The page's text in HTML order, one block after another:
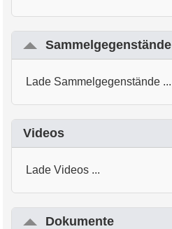
Sammelgegenstände
Lade Sammelgegenstände ...
Videos
Lade Videos ...
Dokumente